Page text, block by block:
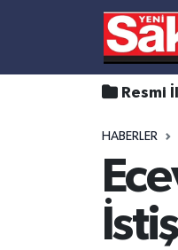
Resmi
HABERLER